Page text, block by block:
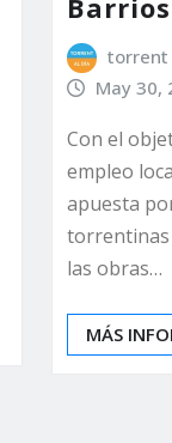
Barrios
torrent
May 30,
Con el
empleo
apuesta
torrentinas
las obras…
MÁS